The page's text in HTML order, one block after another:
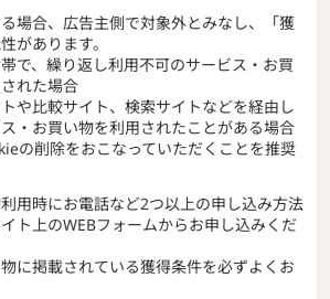
場合、広告主側で対象外とみなし、「獲
があります。
で、繰り返し利用不可のサービス・お買
れた場合
や比較サイト、検索サイトなどを経由し
・お買い物を利用されたことがある場合
の削除をおこなっていただくことを推奨
用時にお電話など2つ以上の申し込み方法
ト上のWEBフォームからお申し込みくだ
に掲載されている獲得条件を必ずよくお